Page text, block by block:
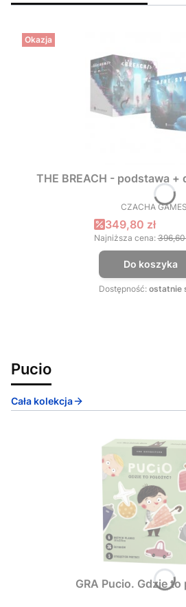
Okazja
THE BREACH - podstawa +
CZACHA GAMES
Cena
349,80 zł
Najniższa cena: 396,60
Do koszyka
Dostępność: ostatnie
Pucio
Cała kolekcja
GRA Pucio. Gdzie to